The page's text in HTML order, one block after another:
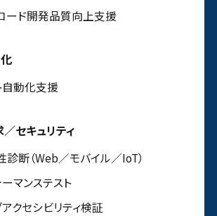
ード開発品質向上支援
自動化支援
セキュリティ
診断（Web／モバイル／IoT）
マンステスト
アクセシビリティ検証